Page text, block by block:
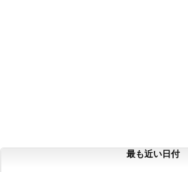
最も近い日付